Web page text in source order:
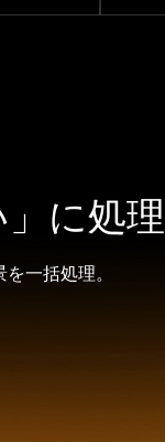
に処理
一括処理。